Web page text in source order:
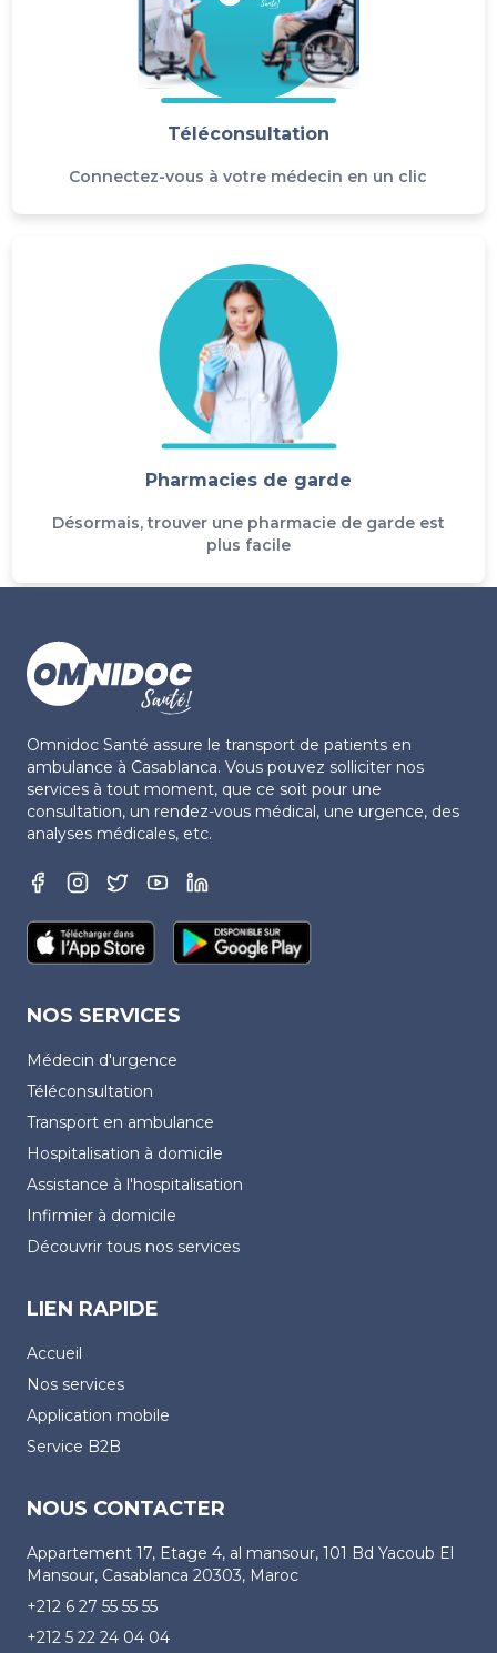
Téléconsultation
Connectez-vous à votre médecin en un clic
Pharmacies de garde
Désormais, trouver une pharmacie de garde est
plus facile
Omnidoc Santé assure le transport de patients en
ambulance à Casablanca. Vous pouvez solliciter nos
services à tout moment, que ce soit pour une
consultation, un rendez-vous médical, une urgence, des
analyses médicales, etc.
NOS SERVICES
Médecin d'urgence
Téléconsultation
Transport en ambulance
Hospitalisation à domicile
Assistance à l'hospitalisation
Infirmier à domicile
Découvrir tous nos services
LIEN RAPIDE
Accueil
Nos services
Application mobile
Service B2B
NOUS CONTACTER
Appartement 17, Etage 4, al mansour, 101 Bd Yacoub El
Mansour, Casablanca 20303, Maroc
+212 6 27 55 55 55
+212 5 22 24 04 04